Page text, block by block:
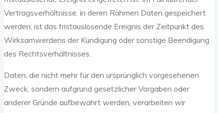
Vertragsverhältnisse, in deren Rahmen Daten gespeichert
werden, ist das fristauslösende Ereignis der Zeitpunkt des
Wirksamwerdens der Kündigung oder sonstige Beendigung
des Rechtsverhältnisses.
Daten, die nicht mehr für den ursprünglich vorgesehenen
Zweck, sondern aufgrund gesetzlicher Vorgaben oder
anderer Gründe aufbewahrt werden, verarbeiten wir